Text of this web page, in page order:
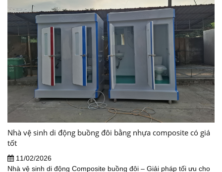
Nhà vệ sinh di động buồng đôi bằng nhựa composite có giá
tốt
11/02/2026
Nhà vệ sinh di động Composite buồng đôi – Giải pháp tối ưu cho